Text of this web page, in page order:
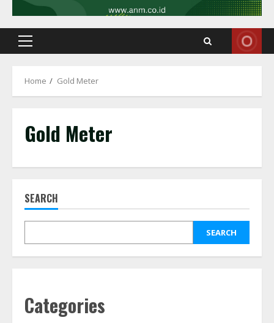
Primary
Home Gold Meter
Gold Meter
SEARCH
SEARCH
Categories